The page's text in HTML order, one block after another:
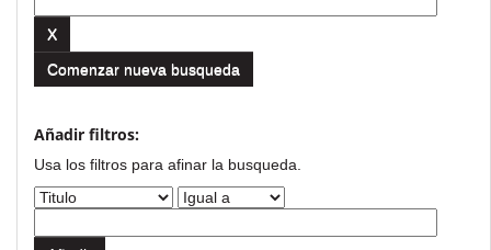
Comenzar nueva busqueda
Añadir filtros:
Usa los filtros para afinar la busqueda.